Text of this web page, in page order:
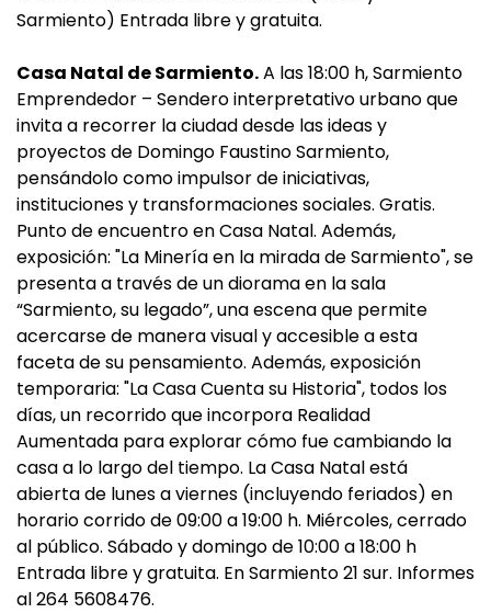
Sarmiento) Entrada libre y gratuita.
Casa Natal de Sarmiento.A las 18:00 h, Sarmiento
Emprendedor – Sendero interpretativo urbano que
invita a recorrer la ciudad desde las ideas y
proyectos de Domingo Faustino Sarmiento,
pensándolo como impulsor de iniciativas,
instituciones y transformaciones sociales. Gratis.
Punto de encuentro en Casa Natal. Además,
exposición: "La Minería en la mirada de Sarmiento", se
presenta a través de un diorama en la sala
“Sarmiento, su legado”, una escena que permite
acercarse de manera visual y accesible a esta
faceta de su pensamiento. Además, exposición
temporaria: "La Casa Cuenta su Historia", todos los
días, un recorrido que incorpora Realidad
Aumentada para explorar cómo fue cambiando la
casa a lo largo del tiempo. La Casa Natal está
abierta de lunes a viernes (incluyendo feriados) en
horario corrido de 09:00 a 19:00 h. Miércoles, cerrado
al público. Sábado y domingo de 10:00 a 18:00 h
Entrada libre y gratuita. En Sarmiento 21 sur. Informes
al 264 5608476.